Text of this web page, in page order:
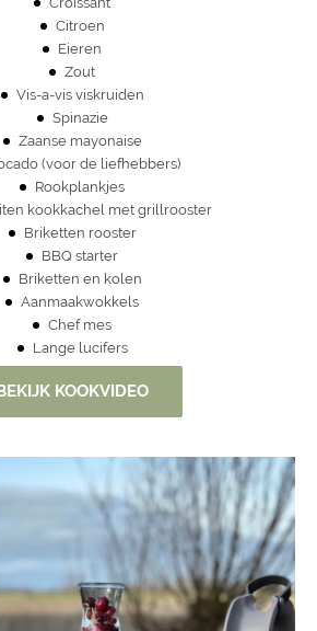
Citroen
Eieren
Zout
Vis-a-vis viskruiden
Spinazie
Zaanse mayonaise
(voor de liefhebbers)
Rookplankjes
kookkachel met grillrooster
Briketten rooster
BBQ starter
Briketten en kolen
Aanmaakwokkels
Chef mes
Lange lucifers
KOOKVIDEO